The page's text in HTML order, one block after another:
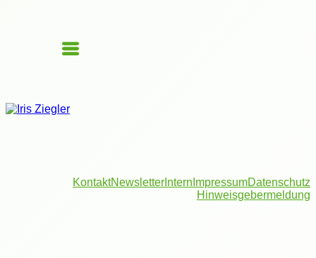
KontaktNewsletter Intern ImpressumDatenschutz
Hinweisgebermeldung